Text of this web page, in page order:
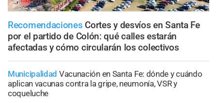
Recomendaciones Cortes y desvíos en Santa Fe
por el partido de Colón: qué calles estarán
afectadas y cómo circularán los colectivos
Municipalidad Vacunación en Santa Fe: dónde y cuándo
aplican vacunas contra la gripe, neumonía, VSR y
coqueluche